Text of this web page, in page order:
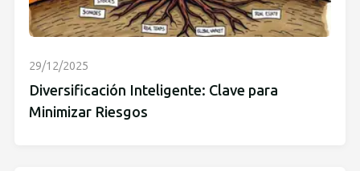
29/12/2025
Diversificación Inteligente: Clave para
Minimizar Riesgos